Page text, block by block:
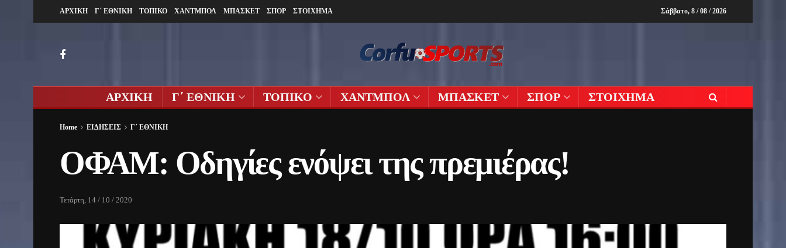
ΑΡΧΙΚΗ Γ΄ ΕΘΝΙΚΗ ΤΟΠΙΚΟ ΧΑΝΤΜΠΟΛ ΜΠΑΣΚΕΤ ΣΠΟΡ ΣΤΟΙΧΗΜΑ Σάββατο, 8 / 08 / 2026
ΑΡΧΙΚΗ Γ΄ ΕΘΝΙΚΗ ΤΟΠΙΚΟ ΧΑΝΤΜΠΟΛ ΜΠΑΣΚΕΤ ΣΠΟΡ ΣΤΟΙΧΗΜΑ
Home ΕΙΔΗΣΕΙΣ Γ΄ ΕΘΝΙΚΗ
ΟΦΑΜ: Οδηγίες ενόψει της πρεμιέρας!
Τετάρτη, 14 / 10 / 2020